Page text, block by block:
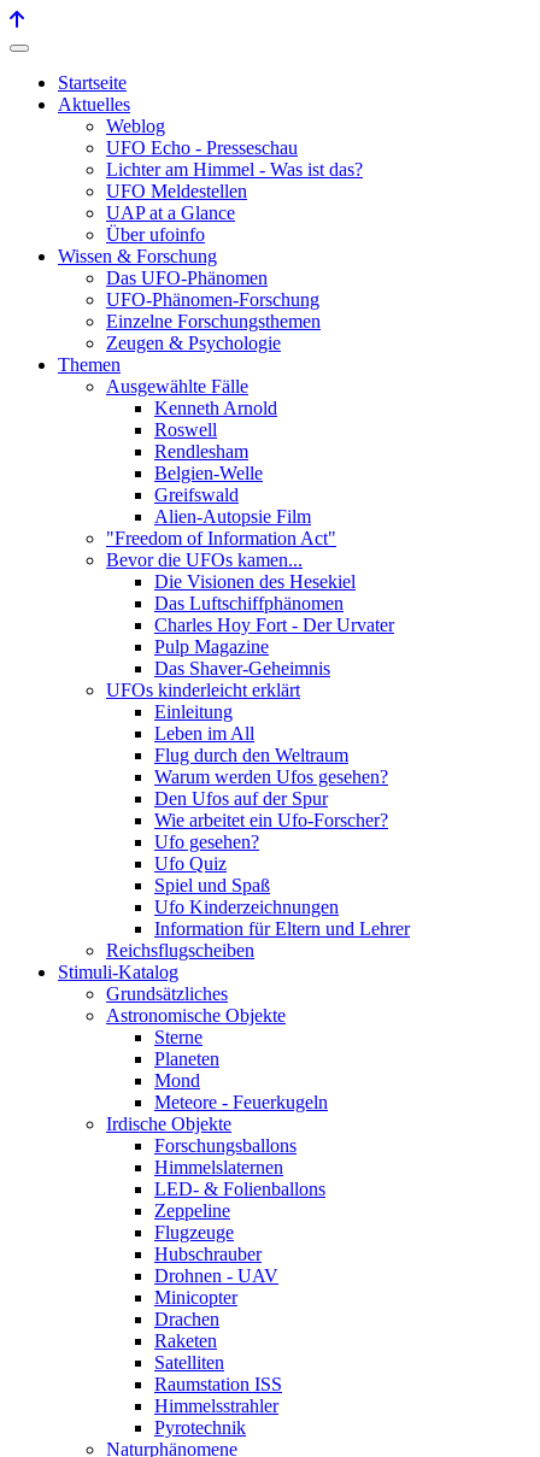
Startseite
Aktuelles
Weblog
UFO Echo - Presseschau
Lichter am Himmel - Was ist das?
UFO Meldestellen
UAP at a Glance
Über ufoinfo
Wissen & Forschung
Das UFO-Phänomen
UFO-Phänomen-Forschung
Einzelne Forschungsthemen
Zeugen & Psychologie
Themen
Ausgewählte Fälle
Kenneth Arnold
Roswell
Rendlesham
Belgien-Welle
Greifswald
Alien-Autopsie Film
"Freedom of Information Act"
Bevor die UFOs kamen...
Die Visionen des Hesekiel
Das Luftschiffphänomen
Charles Hoy Fort - Der Urvater
Pulp Magazine
Das Shaver-Geheimnis
UFOs kinderleicht erklärt
Einleitung
Leben im All
Flug durch den Weltraum
Warum werden Ufos gesehen?
Den Ufos auf der Spur
Wie arbeitet ein Ufo-Forscher?
Ufo gesehen?
Ufo Quiz
Spiel und Spaß
Ufo Kinderzeichnungen
Information für Eltern und Lehrer
Reichsflugscheiben
Stimuli-Katalog
Grundsätzliches
Astronomische Objekte
Sterne
Planeten
Mond
Meteore - Feuerkugeln
Irdische Objekte
Forschungsballons
Himmelslaternen
LED- & Folienballons
Zeppeline
Flugzeuge
Hubschrauber
Drohnen - UAV
Minicopter
Drachen
Raketen
Satelliten
Raumstation ISS
Himmelsstrahler
Pyrotechnik
Naturphänomene